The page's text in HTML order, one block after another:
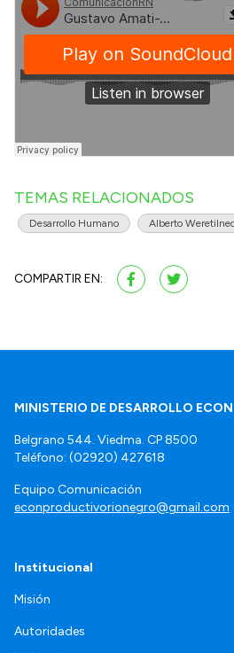
TEMAS RELACIONADOS
Desarrollo Humano Alberto
COMPARTIR EN:
MINISTERIO DE DESARROLLO
Belgrano 544. Viedma. CP 8500
Teléfono: (02920) 427618
Equipo Comunicación
econproductivorionegro@gmail.com
Institucional
Misión
Autoridades